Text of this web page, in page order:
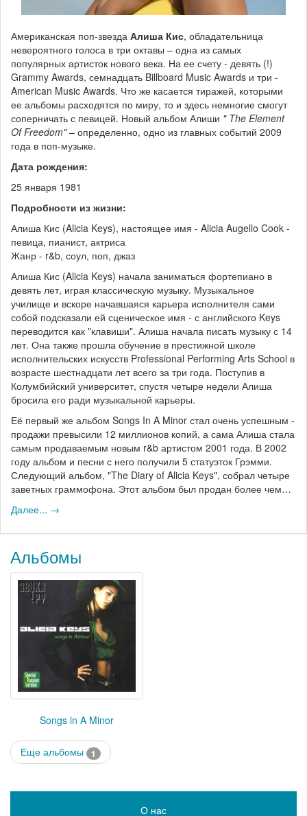
Американская поп-звезда Алиша Кис, обладательница
невероятного голоса в три октавы – одна из самых
популярных артисток нового века. На ее счету - девять (!)
Grammy Awards, семнадцать Billboard Music Awards и три -
American Music Awards. Что же касается тиражей, которыми
ее альбомы расходятся по миру, то и здесь немногие смогут
соперничать с певицей. Новый альбом Алиши " The Element
Of Freedom"– определенно, одно из главных событий 2009
года в поп-музыке.
Дата рождения:
25 января 1981
Подробности из жизни:
Алиша Кис (Alicia Keys), настоящее имя - Alicia Augello Cook -
певица, пианист, актриса
Жанр - r&b, соул, поп, джаз
Алиша Кис (Alicia Keys) начала заниматься фортепиано в
девять лет, играя классическую музыку. Музыкальное
училище и вскоре начавшаяся карьера исполнителя сами
собой подсказали ей сценическое имя - с английского Keys
переводится как "клавиши". Алиша начала писать музыку с 14
лет. Она также прошла обучение в престижной школе
исполнительских искусств Professional Performing Arts School в
возрасте шестнадцати лет всего за три года. Поступив в
Колумбийский университет, спустя четыре недели Алиша
бросила его ради музыкальной карьеры.
Её первый же альбом Songs In A Minor стал очень успешным -
продажи превысили 12 миллионов копий, а сама Алиша стала
самым продаваемым новым r&b артистом 2001 года. В 2002
году альбом и песни с него получили 5 статуэток Грэмми.
Следующий альбом, "The Diary of Alicia Keys", собрал четыре
заветных граммофона. Этот альбом был продан более чем…
Далее... →
Альбомы
Songs in A Minor
Еще альбомы 1
О нас